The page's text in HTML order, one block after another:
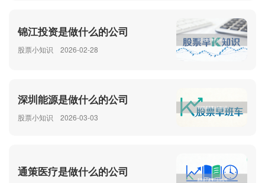
锦江投资是做什么的公司
股票小知识 2026-02-28
深圳能源是做什么的公司
股票小知识 2026-03-03
通策医疗是做什么的公司